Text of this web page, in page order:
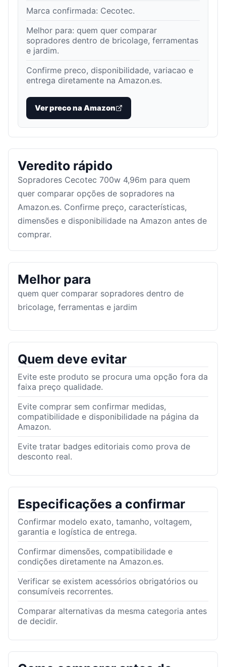
Marca confirmada: Cecotec.
Melhor para: quem quer comparar
sopradores dentro de bricolage, ferramentas
e jardim.
Confirme preco, disponibilidade, variacao e
entrega diretamente na Amazon.es.
Ver preco na Amazon
Veredito rápido
Sopradores Cecotec 700w 4,96m para quem
quer comparar opções de sopradores na
Amazon.es. Confirme preço, características,
dimensões e disponibilidade na Amazon antes de
comprar.
Melhor para
quem quer comparar sopradores dentro de
bricolage, ferramentas e jardim
Quem deve evitar
Evite este produto se procura uma opção fora da
faixa preço qualidade.
Evite comprar sem confirmar medidas,
compatibilidade e disponibilidade na página da
Amazon.
Evite tratar badges editoriais como prova de
desconto real.
Especificações a confirmar
Confirmar modelo exato, tamanho, voltagem,
garantia e logística de entrega.
Confirmar dimensões, compatibilidade e
condições diretamente na Amazon.es.
Verificar se existem acessórios obrigatórios ou
consumíveis recorrentes.
Comparar alternativas da mesma categoria antes
de decidir.